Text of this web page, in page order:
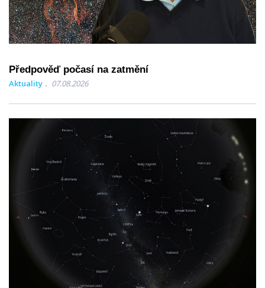
Předpověď počasí na zatmění
Aktuality 07.08.2026